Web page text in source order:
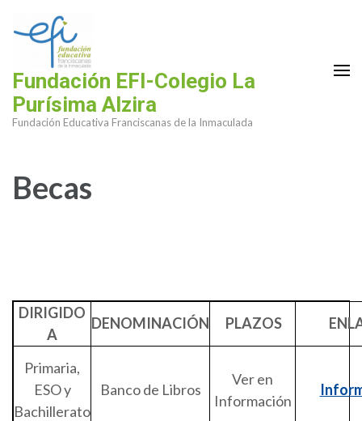
contenido
(presiona
tecla
Fundación EFI-Colegio La
Purísima Alzira
Fundación Educativa Franciscanas de la Inmaculada
Becas
DIRIGIDO
A
DENOMINACIÓN PLAZOS
Primaria,
ESO y
Bachillerato
Banco de Libros
Ver en
Información